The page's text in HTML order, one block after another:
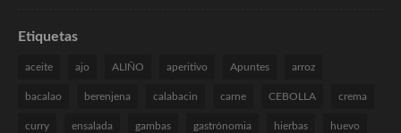
Etiquetas
aceite ajo ALIÑO aperitivo Apuntes arroz
bacalao berenjena calabacin carne CEBOLLA crema
curry ensalada gambas gastrónomia hierbas huevo